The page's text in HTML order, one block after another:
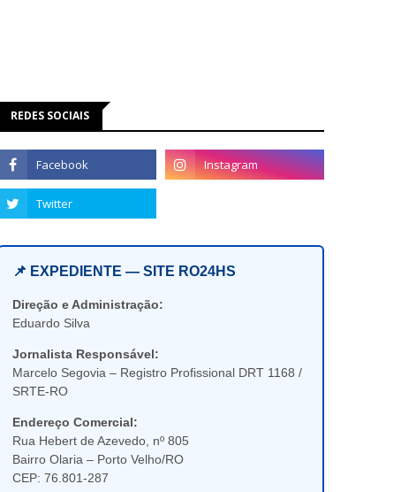
REDES SOCIAIS
📌 EXPEDIENTE — SITE RO24HS
Direção e Administração:
Eduardo Silva
Jornalista Responsável:
Marcelo Segovia – Registro Profissional DRT 1168 /
SRTE-RO
Endereço Comercial:
Rua Hebert de Azevedo, nº 805
Bairro Olaria – Porto Velho/RO
CEP: 76.801-287